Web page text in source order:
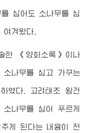
심어도 소나무를 심
겨왔다.
한 《양화소록》이나
소나무를 심고 가꾸는
였다. 고려태조 왕건
나무를 심어 푸르게
게 된다는 내용이 전